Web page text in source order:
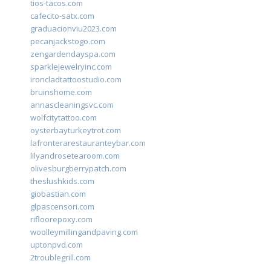
tios-tacos.com
cafecito-satx.com
graduacionviu2023.com
pecanjackstogo.com
zengardendayspa.com
sparklejewelryinc.com
ironcladtattoostudio.com
bruinshome.com
annascleaningsvc.com
wolfcitytattoo.com
oysterbayturkeytrot.com
lafronterarestauranteybar.com
lilyandrosetearoom.com
olivesburgberrypatch.com
theslushkids.com
giobastian.com
glpascensori.com
rifloorepoxy.com
woolleymillingandpaving.com
uptonpvd.com
2troublegrill.com